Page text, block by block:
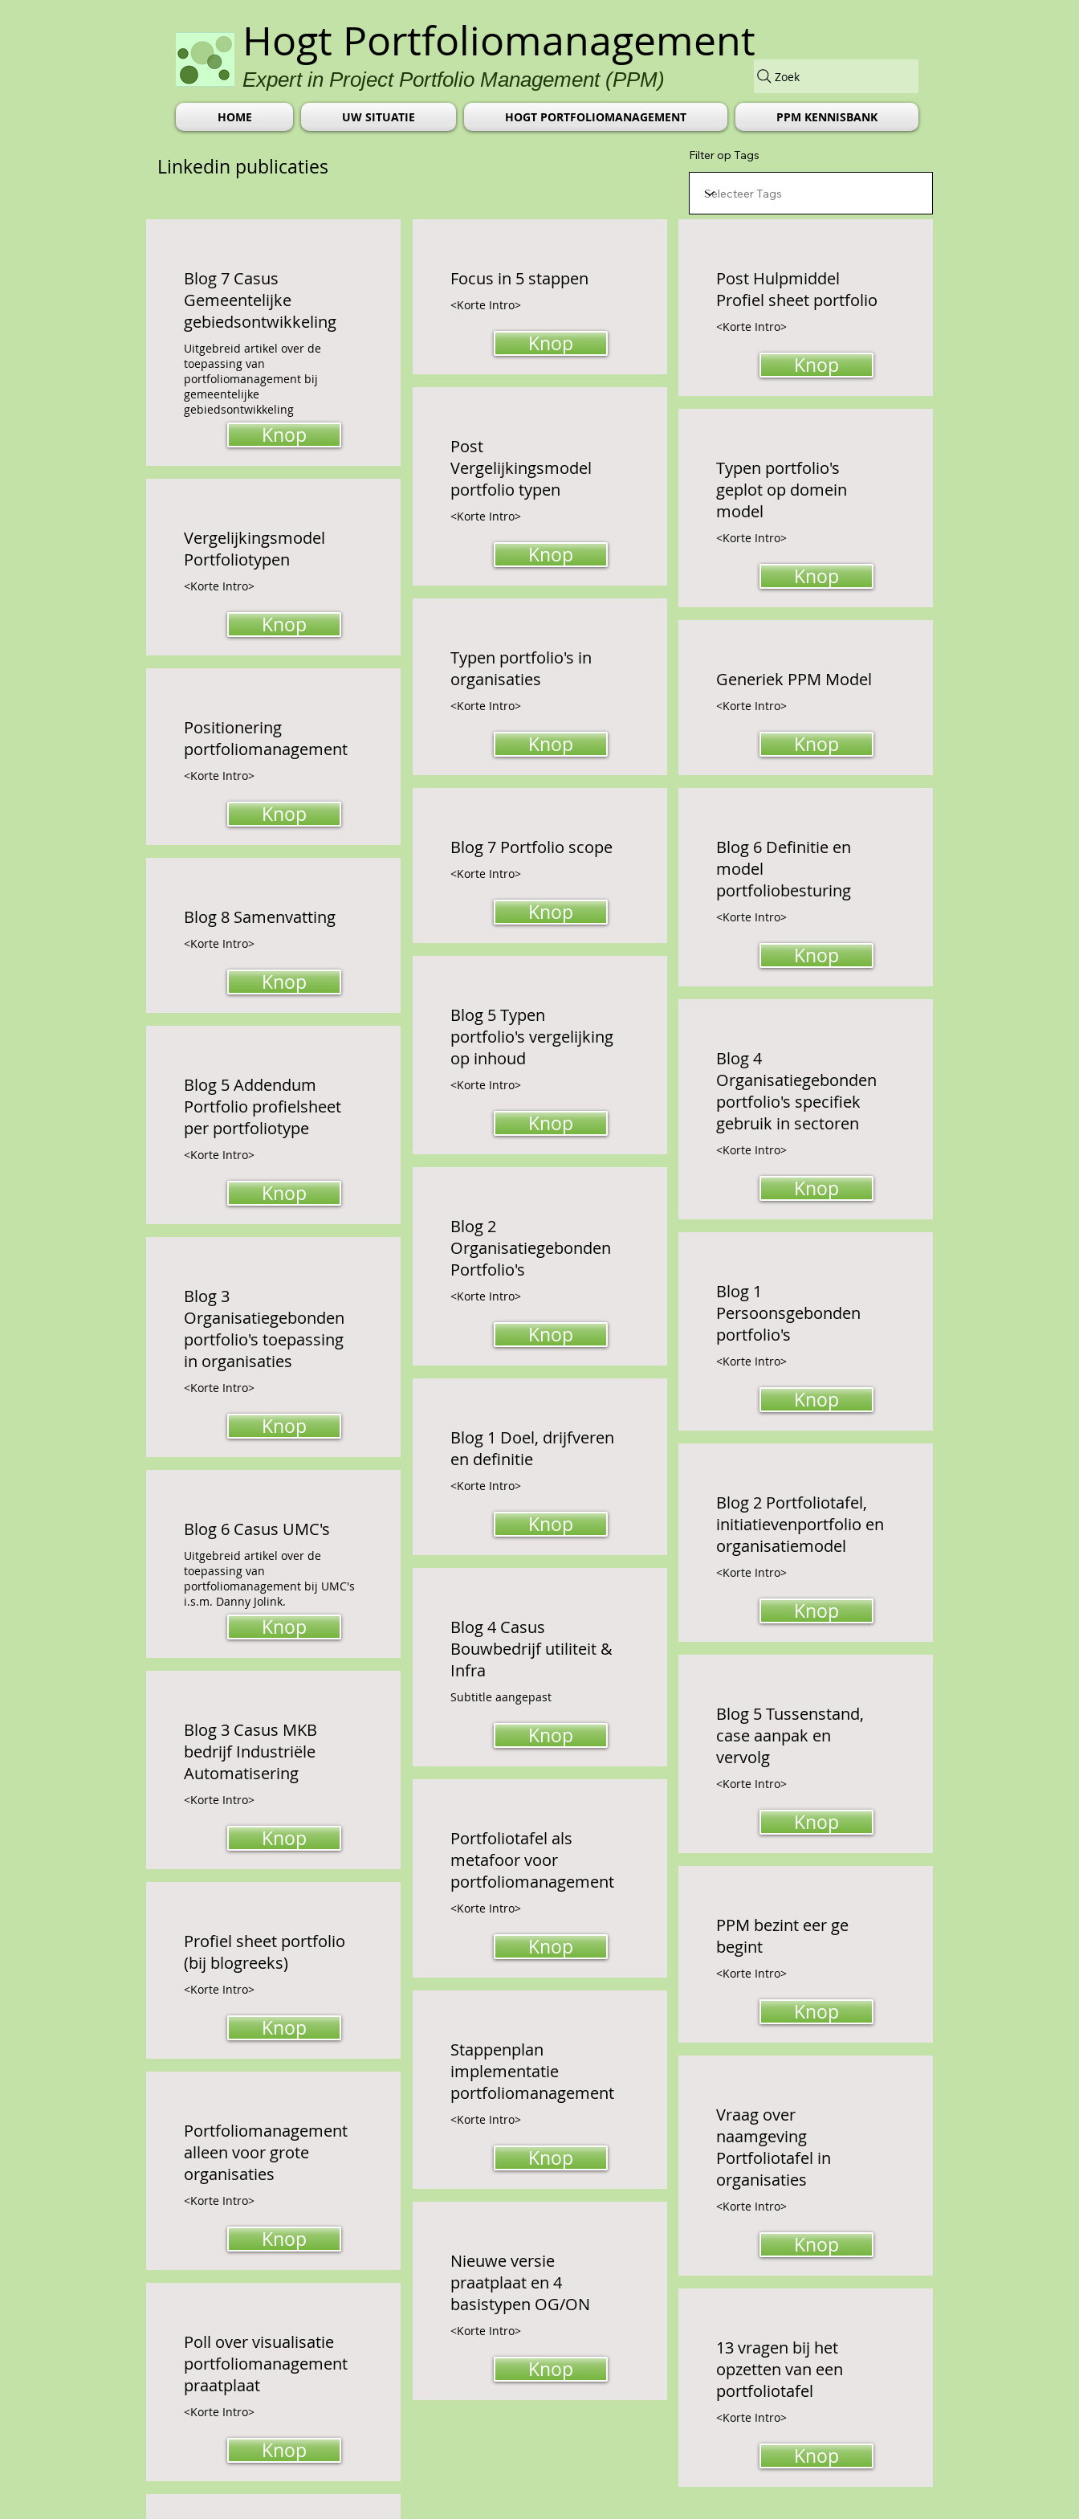
Hogt Portfoliomanagement
Expert in Project Portfolio Management (PPM) Zoek
HOME UW SITUATIE HOGT PORTFOLIOMANAGEMENT PPM KENNISBANK
Linkedin publicaties Filter op Tags
Blog 7 Casus
Gemeentelijke
gebiedsontwikkeling
Uitgebreid artikel over de
toepassing van
portfoliomanagement bij
gemeentelijke
gebiedsontwikkeling
Knop
Vergelijkingsmodel
Portfoliotypen
<Korte Intro>
Knop
Positionering
portfoliomanagement
<Korte Intro>
Knop
Blog 8 Samenvatting
<Korte Intro>
Knop
Blog 5 Addendum
Portfolio profielsheet
per portfoliotype
<Korte Intro>
Knop
Blog 3
Organisatiegebonden
portfolio's toepassing
in organisaties
<Korte Intro>
Knop
Blog 6 Casus UMC's
Uitgebreid artikel over de
toepassing van
portfoliomanagement bij UMC's
i.s.m. Danny Jolink.
Knop
Blog 3 Casus MKB
bedrijf Industriële
Automatisering
<Korte Intro>
Knop
Profiel sheet portfolio
(bij blogreeks)
<Korte Intro>
Knop
Portfoliomanagement
alleen voor grote
organisaties
<Korte Intro>
Knop
Poll over visualisatie
portfoliomanagement
praatplaat
<Korte Intro>
Knop
Focus in 5 stappen
<Korte Intro>
Knop
Post
Vergelijkingsmodel
portfolio typen
<Korte Intro>
Knop
Typen portfolio's in
organisaties
<Korte Intro>
Knop
Blog 7 Portfolio scope
<Korte Intro>
Knop
Blog 5 Typen
portfolio's vergelijking
op inhoud
<Korte Intro>
Knop
Blog 2
Organisatiegebonden
Portfolio's
<Korte Intro>
Knop
Blog 1 Doel, drijfveren
en definitie
<Korte Intro>
Knop
Blog 4 Casus
Bouwbedrijf utiliteit &
Infra
Subtitle aangepast
Knop
Portfoliotafel als
metafoor voor
portfoliomanagement
<Korte Intro>
Knop
Stappenplan
implementatie
portfoliomanagement
<Korte Intro>
Knop
Nieuwe versie
praatplaat en 4
basistypen OG/ON
<Korte Intro>
Knop
Post Hulpmiddel
Profiel sheet portfolio
<Korte Intro>
Knop
Typen portfolio's
geplot op domein
model
<Korte Intro>
Knop
Generiek PPM Model
<Korte Intro>
Knop
Blog 6 Definitie en
model
portfoliobesturing
<Korte Intro>
Knop
Blog 4
Organisatiegebonden
portfolio's specifiek
gebruik in sectoren
<Korte Intro>
Knop
Blog 1
Persoonsgebonden
portfolio's
<Korte Intro>
Knop
Blog 2 Portfoliotafel,
initiatievenportfolio en
organisatiemodel
<Korte Intro>
Knop
Blog 5 Tussenstand,
case aanpak en
vervolg
<Korte Intro>
Knop
PPM bezint eer ge
begint
<Korte Intro>
Knop
Vraag over
naamgeving
Portfoliotafel in
organisaties
<Korte Intro>
Knop
13 vragen bij het
opzetten van een
portfoliotafel
<Korte Intro>
Knop